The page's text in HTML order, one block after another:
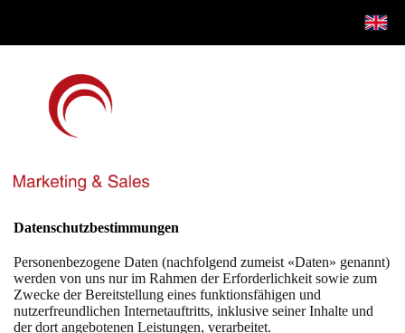
Datenschutzbestimmungen
Personenbezogene Daten (nachfolgend zumeist «Daten» genannt)
werden von uns nur im Rahmen der Erforderlichkeit sowie zum
Zwecke der Bereitstellung eines funktionsfähigen und
nutzerfreundlichen Internetauftritts, inklusive seiner Inhalte und
der dort angebotenen Leistungen, verarbeitet.